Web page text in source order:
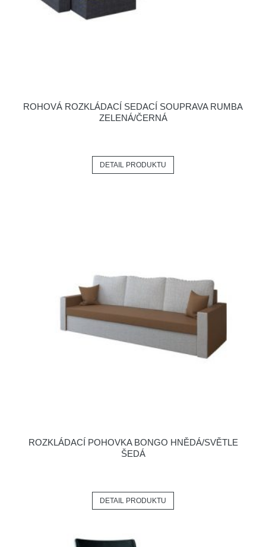
ROHOVÁ ROZKLÁDACÍ SEDACÍ SOUPRAVA RUMBA
ZELENÁ/ČERNÁ
DETAIL PRODUKTU
ROZKLÁDACÍ POHOVKA BONGO HNĚDÁ/SVĚTLE
ŠEDÁ
DETAIL PRODUKTU